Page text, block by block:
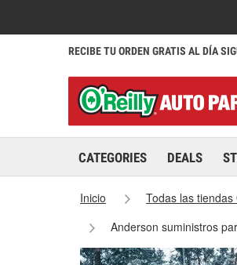
RECIBE TU ORDEN GRATIS AL DÍA
CATEGORIES DEALS
Inicio Todas las
Anderson suministros